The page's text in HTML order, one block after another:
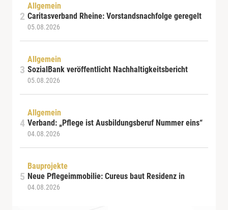
Allgemein
Caritasverband Rheine: Vorstandsnachfolge geregelt
05.08.2026
Allgemein
SozialBank veröffentlicht Nachhaltigkeitsbericht
05.08.2026
Allgemein
Verband: „Pflege ist Ausbildungsberuf Nummer eins“
04.08.2026
Bauprojekte
Neue Pflegeimmobilie: Cureus baut Residenz in
04.08.2026